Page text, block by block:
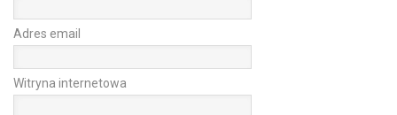
Adres email
Witryna internetowa